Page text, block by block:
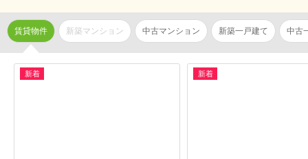
賃貸物件 新築マンション 中古マンション 新築一戸建て 中古
新着 新着